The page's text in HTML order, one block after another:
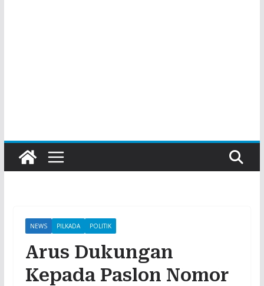
NEWS PILKADA POLITIK
Arus Dukungan
Kepada Paslon Nomor